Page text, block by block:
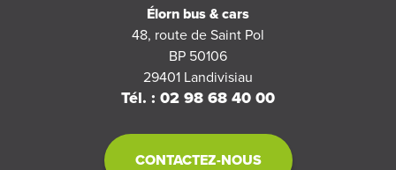
Élorn bus & cars
48, route de Saint Pol
BP 50106
29401 Landivisiau
Tél. : 02 98 68 40 00
CONTACTEZ-NOUS